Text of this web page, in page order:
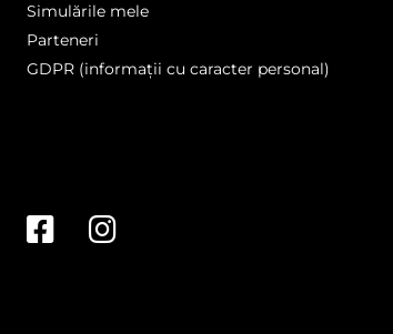
Simulările mele
Parteneri
GDPR (informații cu caracter personal)